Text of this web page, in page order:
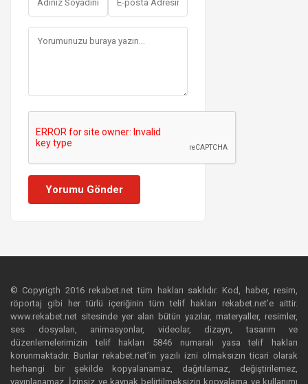
Yorumu Gönder
© Copyrigth 2016 rekabet.net tüm hakları saklıdır. Kod, haber, resim,
röportaj gibi her türlü içeriğinin tüm telif hakları rekabet.net’e aittir.
www.rekabet.net sitesinde yer alan bütün yazılar, materyaller, resimler,
ses dosyaları, animasyonlar, videolar, dizayn, tasarım ve
düzenlemelerimizin telif hakları 5846 numaralı yasa telif hakları
korunmaktadır. Bunlar rekabet.net’in yazılı izni olmaksızın ticari olarak
herhangi bir şekilde kopyalanamaz, dağıtılamaz, değiştirilemez,
yayınlanamaz. İzinsiz ve kaynak belirtilmeksizin kopyalama ve kullanımı